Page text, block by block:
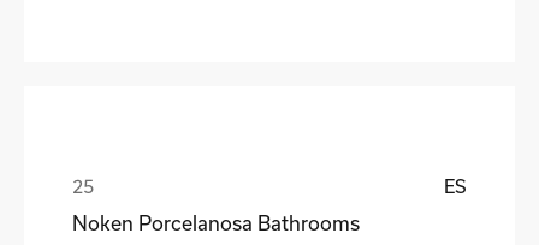
ES
Noken Porcelanosa Bathrooms